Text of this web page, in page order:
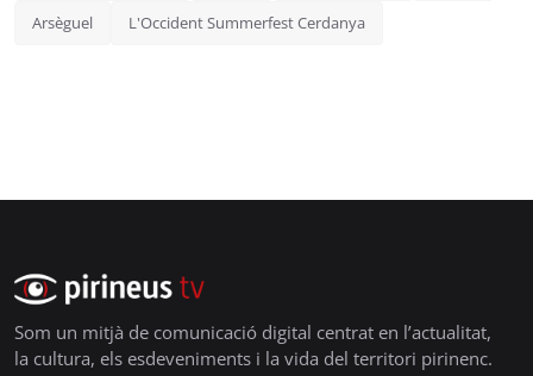
Arsèguel L'Occident Summerfest Cerdanya
Som un mitjà de comunicació digital centrat en l’actualitat,
la cultura, els esdeveniments i la vida del territori pirinenc.